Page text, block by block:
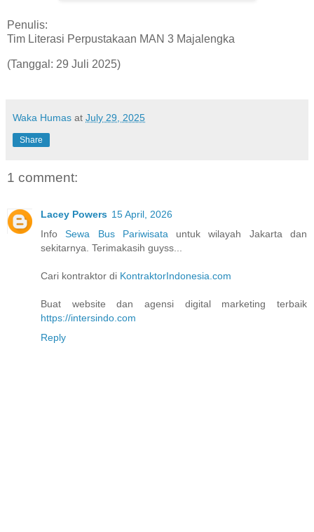
Penulis:
Tim Literasi Perpustakaan MAN 3 Majalengka
(Tanggal: 29 Juli 2025)
Waka Humas at July 29, 2025
Share
1 comment:
Lacey Powers 15 April, 2026
InfoSewa Bus Pariwisata untuk wilayah Jakarta dan
sekitarnya. Terimakasih guyss...
Cari kontraktor di KontraktorIndonesia.com
Buat website dan agensi digital marketing terbaik
https://intersindo.com
Reply